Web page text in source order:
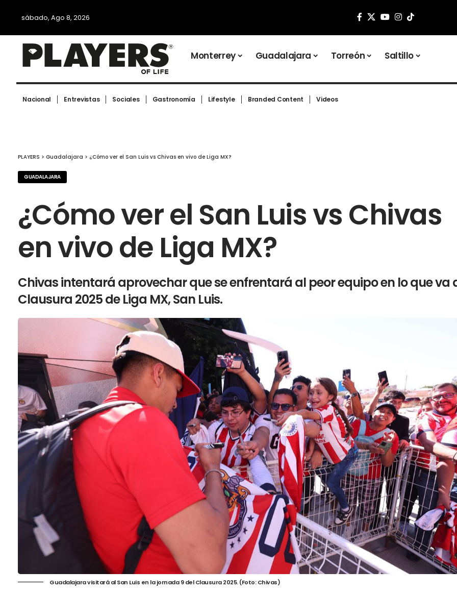
sábado, Ago 8, 2026
Monterrey Guadalajara Torreón Saltillo
Nacional Entrevistas Sociales Gastronomía Lifestyle Branded Content Videos
PLAYERS > Guadalajara > ¿Cómo ver el San Luis vs Chivas en vivo de Liga MX?
GUADALAJARA
¿Cómo ver el San Luis vs Chivas
en vivo de Liga MX?
Chivas intentará aprovechar que se enfrentará al peor equipo en lo que va
Clausura 2025 de Liga MX, San Luis.
Guadalajara visitará al San Luis en la jornada 9 del Clausura 2025. (Foto: Chivas)